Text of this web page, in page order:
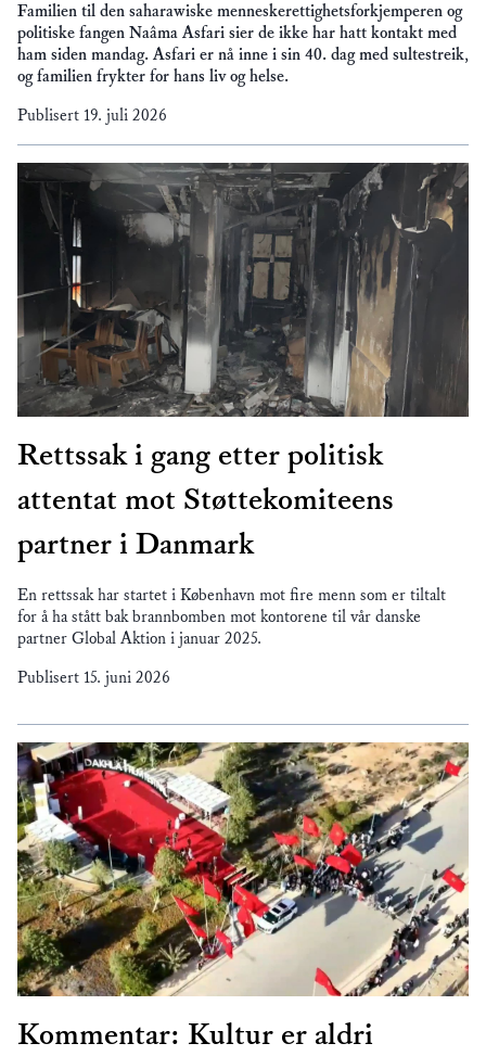
Familien til den saharawiske menneskerettighetsforkjemperen og
politiske fangen Naâma Asfari sier de ikke har hatt kontakt med
ham siden mandag. Asfari er nå inne i sin 40. dag med sultestreik,
og familien frykter for hans liv og helse.
Publisert 19. juli 2026
Rettssak i gang etter politisk
attentat mot Støttekomiteens
partner i Danmark
En rettssak har startet i København mot fire menn som er tiltalt
for å ha stått bak brannbomben mot kontorene til vår danske
partner Global Aktion i januar 2025.
Publisert 15. juni 2026
Kommentar: Kultur er aldri